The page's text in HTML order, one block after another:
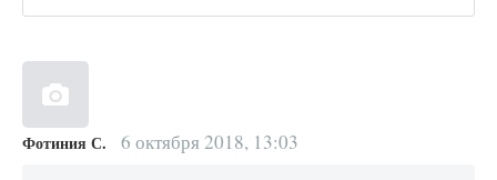
Фотиния С. 6 октября 2018, 13:03